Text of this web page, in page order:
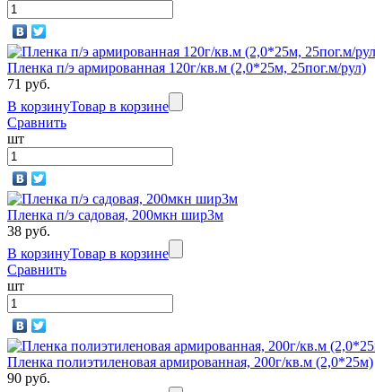
Пленка п/э армированная 120г/кв.м (2,0*25м, 25пог.м/рул)
71 руб.
В корзинуТовар в корзине
Сравнить
шт
Пленка п/э садовая, 200мкн шир3м
38 руб.
В корзинуТовар в корзине
Сравнить
шт
Пленка полиэтиленовая армированная, 200г/кв.м (2,0*25м)
90 руб.